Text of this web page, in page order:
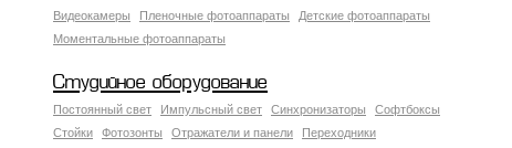
Видеокамеры
Пленочные фотоаппараты
Детские фотоаппараты
Моментальные фотоаппараты
Студийное оборудование
Постоянный свет Импульсный свет Синхронизаторы
Софтбоксы
Стойки
Фотозонты Отражатели и панели
Переходники